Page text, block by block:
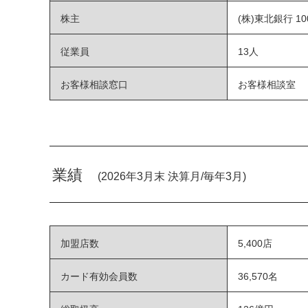
株主 (株)東北銀行
従業員 13人
お客様相談窓口 お客様相談室
業績 (2026年3月末 決算月/毎年3月)
加盟店数 5,400店
カード有効会員数 36,570名